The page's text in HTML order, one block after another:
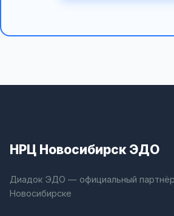
НРЦ Новосибирск ЭДО
Диадок ЭДО — официальный партнёр
Новосибирске